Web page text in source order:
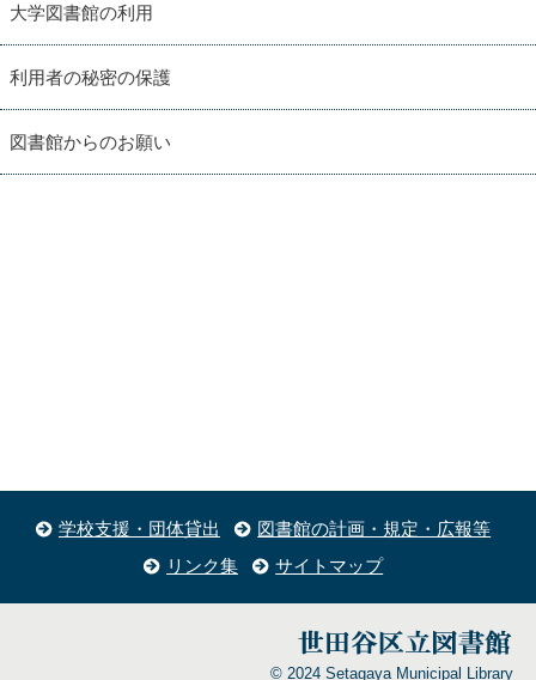
大学図書館の利用
利用者の秘密の保護
図書館からのお願い
学校支援・団体貸出
図書館の計画・規定・広報等
リンク集
サイトマップ
© 2024 Setagaya Municipal Library